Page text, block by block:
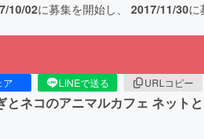
10/02に募集を開始し、 2017/11/30に
ア LINEで送る URLコピー
とネコのアニマルカフェ ネット